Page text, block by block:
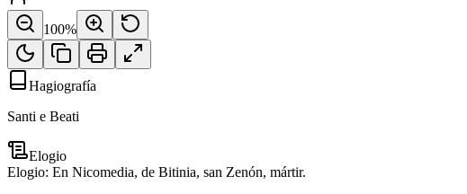
100%
Hagiografía
Santi e Beati
Elogio
Elogio: En Nicomedia, de Bitinia, san Zenón, mártir.